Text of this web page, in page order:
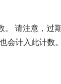
。 请注意，过
会计入此计数。